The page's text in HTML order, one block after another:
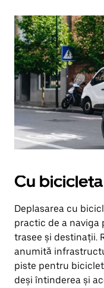
Cu bicicleta
Deplasarea cu
practic de a naviga
trasee și destinații.
anumită
piste pentru
deși întinderea și